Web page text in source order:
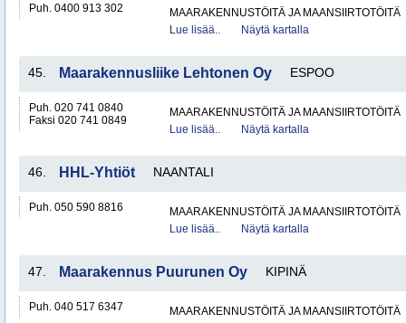
Puh. 0400 913 302
MAARAKENNUSTÖITÄ JA MAANSIIRTOTÖITÄ
Lue lisää..
Näytä kartalla
45. Maarakennusliike Lehtonen Oy ESPOO
Puh. 020 741 0840
Faksi 020 741 0849
MAARAKENNUSTÖITÄ JA MAANSIIRTOTÖITÄ
Lue lisää..
Näytä kartalla
46. HHL-Yhtiöt NAANTALI
Puh. 050 590 8816
MAARAKENNUSTÖITÄ JA MAANSIIRTOTÖITÄ
Lue lisää..
Näytä kartalla
47. Maarakennus Puurunen Oy KIPINÄ
Puh. 040 517 6347
MAARAKENNUSTÖITÄ JA MAANSIIRTOTÖITÄ